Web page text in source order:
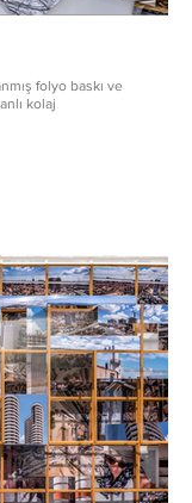
folyo baskı ve
kolaj